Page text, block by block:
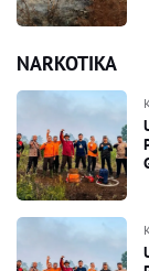
NARKOTIKA